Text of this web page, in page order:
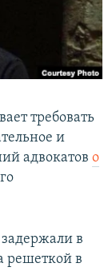
требовать
и
адвокатов о
в
решеткой в